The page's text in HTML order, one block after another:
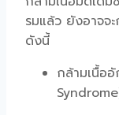
รมแล้ว ยังอาจจ
ดังนี้
กล้ามเนื้อ